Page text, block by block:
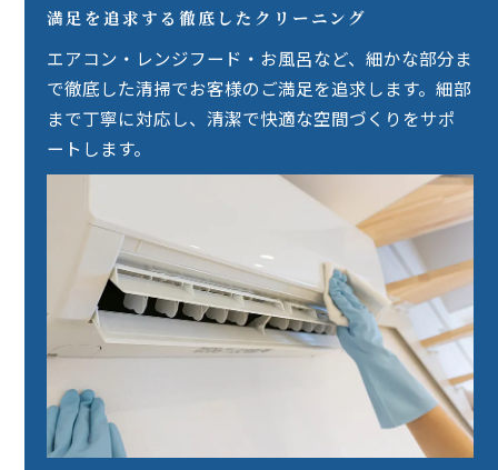
満足を追求する徹底したクリーニング
エアコン・レンジフード・お風呂など、細かな部分ま
で徹底した清掃でお客様のご満足を追求します。細部
まで丁寧に対応し、清潔で快適な空間づくりをサポ
ートします。